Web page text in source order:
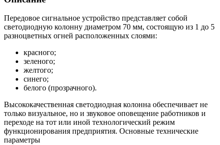
Передовое сигнальное устройство представляет собой
светодиодную колонну диаметром 70 мм, состоящую из 1 до 5
разноцветных огней расположенных слоями:
красного;
зеленого;
желтого;
синего;
белого (прозрачного).
Высококачественная светодиодная колонна обеспечивает не
только визуальное, но и звуковое оповещение работников и
переходе на тот или иной технологический режим
функционирования предприятия. Основные технические
параметры